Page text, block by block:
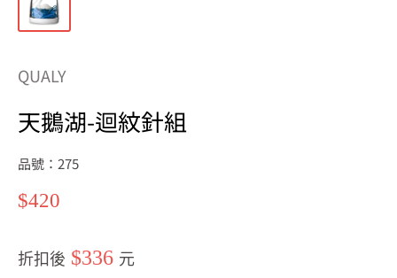
QUALY
天鵝湖-迴紋針組
品號：275
特
$420
折扣後 $336 元